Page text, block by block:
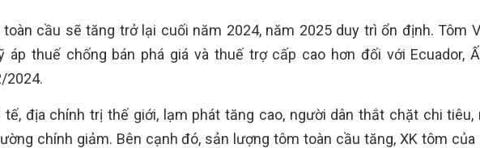
cầu sẽ tăng trở lại cuối năm 2024, năm 2025 duy trì ổn định. Tôm
thuế chống bán phá giá và thuế trợ cấp cao hơn đối với Ecuador,
2024.
tế, địa chính trị thế giới, lạm phát tăng cao, người dân thắt chặt chi tiêu,
chính giảm. Bên cạnh đó, sản lượng tôm toàn cầu tăng, XK tôm của